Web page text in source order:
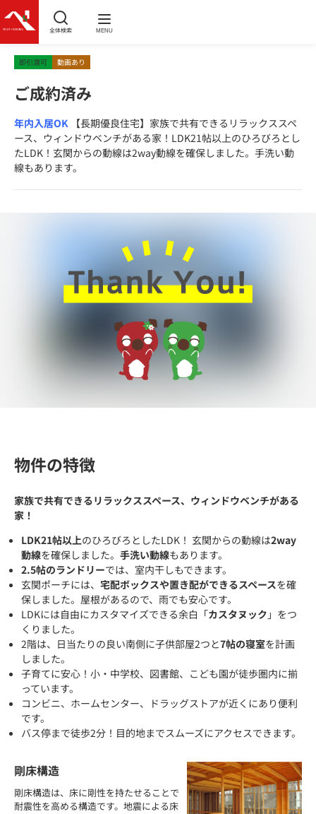
全体検索 MENU
即引渡可 動画あり
ご成約済み
年内入居OK 【長期優良住宅】家族で共有できるリラックススペ
ース、ウィンドウベンチがある家！LDK21帖以上のひろびろとし
たLDK！玄関からの動線は2way動線を確保しました。手洗い動
線もあります。
物件の特徴
家族で共有できるリラックススペース、ウィンドウベンチがある
家！
LDK21帖以上のひろびろとしたLDK！ 玄関からの動線は2way
動線を確保しました。 手洗い動線もあります。
2.5帖のランドリーでは、室内干しもできます。
玄関ポーチには、 宅配ボックスや置き配ができるスペースを確
保しました。屋根があるので、雨でも安心です。
LDKには自由にカスタマイズできる余白「カスタヌック 」をつ
くりました。
2階は、日当たりの良い南側に子供部屋2つと7帖の寝室を計画
しました。
子育てに安心！小・中学校、図書館、こども園が徒歩圏内に揃
っています。
コンビニ、ホームセンター、ドラッグストアが近くにあり便利
です。
バス停まで徒歩2分！目的地までスムーズにアクセスできます。
剛床構造
剛床構造は、床に剛性を持たせることで
耐震性を高める構造です。地震による床